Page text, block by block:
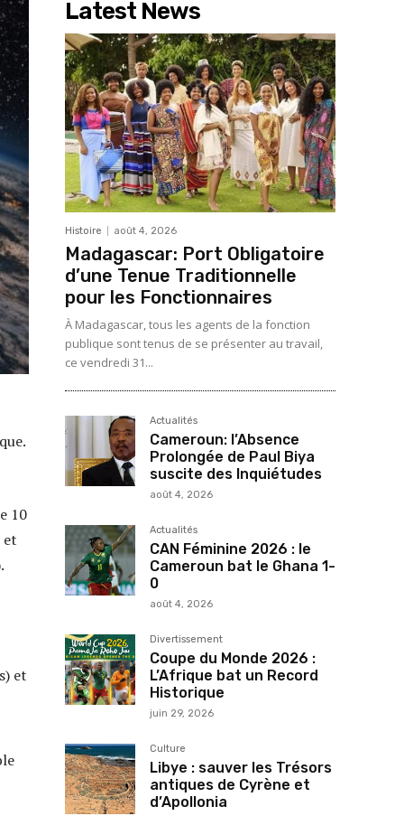
10
et
et
Latest News
Histoire août 4, 2026
Madagascar: Port Obligatoire
d’une Tenue Traditionnelle
pour les Fonctionnaires
À Madagascar, tous les agents de la fonction
publique sont tenus de se présenter au travail,
ce vendredi 31...
Actualités
Cameroun: l’Absence
Prolongée de Paul Biya
suscite des Inquiétudes
août 4, 2026
Actualités
CAN Féminine 2026 : le
Cameroun bat le Ghana 1-
0
août 4, 2026
Divertissement
Coupe du Monde 2026 :
L’Afrique bat un Record
Historique
juin 29, 2026
Culture
Libye : sauver les Trésors
antiques de Cyrène et
d’Apollonia